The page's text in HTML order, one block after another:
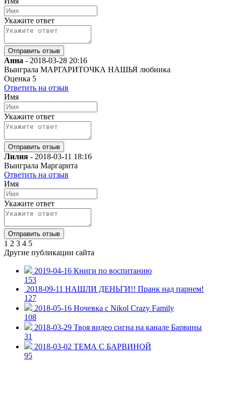
Укажите ответ
Анна - 2018-03-28 20:16
Выиграла МАРГАРИТОЧКА НАШЬЯ любиика
Оценка 5
Ответить на отзыв
Имя
Укажите ответ
Лилия - 2018-03-11 18:16
Выиграла Маргарита
Ответить на отзыв
Имя
Укажите ответ
1 2 3 4 5
Другие публикации сайта
2019-04-16 Книги по воспитанию
153
2018-09-11 НАШЛИ ДЕНЬГИ!! Пранк над парнем!
127
2018-05-16 Ночевка с Nikol Crazy Family
108
2018-03-29 Твоя видео сигна на канале Барвины
31
2018-03-02 ТЕМА С БАРВИНОЙ
95